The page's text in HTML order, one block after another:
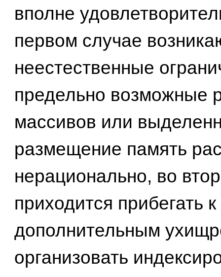
вполне
первом случае
неестественные
предельно возможные
массивов или
размещение память
нерационально, во
приходится прибегать к
дополнительным
организовать